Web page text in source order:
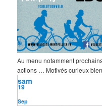
Au menu notamment
actions … Motivés curieux
Sep
19
sam